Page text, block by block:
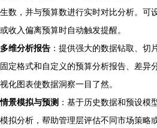
生数，并与预算数进行实时对比分析。可
或收入偏离预算时自动触发提醒。
多维分析报告 ：提供强大的数据钻取、切
固定格式和自定义的预算分析报告、差异
视化图表使数据洞察一目了然。
情景模拟与预测 ：基于历史数据和预设模
模拟分析，帮助管理层评估不同市场策略